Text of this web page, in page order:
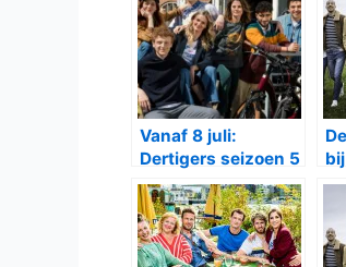
Vanaf 8 juli:
Dertigers seizoen 5
bij NPO3